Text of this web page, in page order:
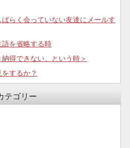
らく会っていない友達にメールす
を省略する時
得できない、という時＞
するか？
テゴリー